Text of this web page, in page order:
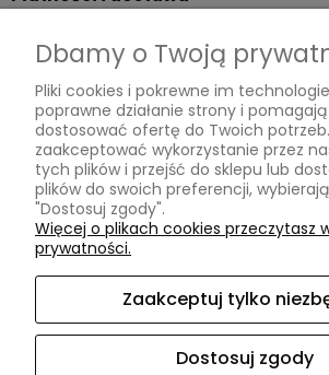
Czas i koszty dostawy
Informacje
Regulaminy
Polityka prywatności
Zwroty
Reklamacje
KONTAKT
Dbamy o Twoją
Pliki cookies i pokrewne im
poprawne działanie strony i
dostosować ofertę do Twoich potrzeb.
zaakceptować wykorzystanie przez
tych plików i przejść do sklepu lub
plików do swoich preferencji,
"Dostosuj zgody".
Więcej o plikach cookies przeczytasz
prywatności.
Zaakceptuj tylko
Dostosuj zgody